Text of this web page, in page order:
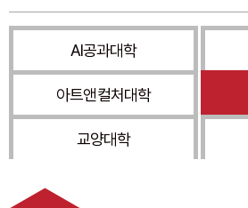
AI공과대학
아트앤컬처대학
교양대학